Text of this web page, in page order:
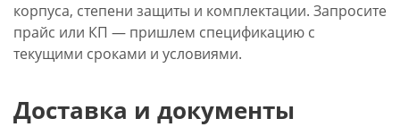
корпуса, степени защиты и комплектации. Запросите
прайс или КП — пришлем спецификацию с
текущими сроками и условиями.
Доставка и документы